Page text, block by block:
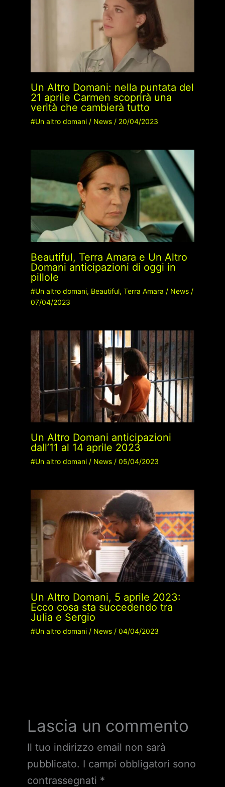
Un Altro Domani: nella puntata del
21 aprile Carmen scoprirà una
verità che cambierà tutto
#Un altro domani/ News/ 20/04/2023
Beautiful, Terra Amara e Un Altro
Domani anticipazioni di oggi in
pillole
#Un altro domani, Beautiful, Terra Amara / News/
07/04/2023
Un Altro Domani anticipazioni
dall’11 al 14 aprile 2023
#Un altro domani/ News/ 05/04/2023
Un Altro Domani, 5 aprile 2023:
Ecco cosa sta succedendo tra
Julia e Sergio
#Un altro domani/ News/ 04/04/2023
Lascia un commento
Il tuo indirizzo email non sarà
pubblicato. I campi obbligatori sono
contrassegnati *